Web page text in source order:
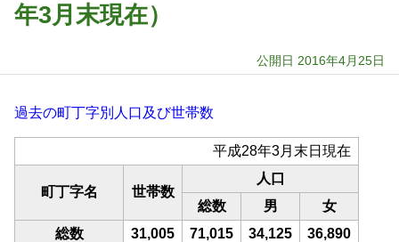
年3月末現在）
公開日 2016年4月25日
過去の町丁字別人口及び世帯数
平成28年3月末日現在
町丁字名 世帯数
人口
総数
男
女
総数
31,005 71,015 34,125
36,890